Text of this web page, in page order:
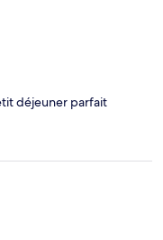
déjeuner parfait